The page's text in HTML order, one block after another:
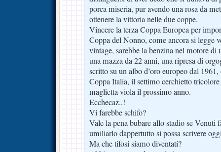
porca miseria, pur avendo una rosa da
ottenere la vittoria nelle due coppe.
Vincere la terza Coppa Europea per
Coppa del Nonno, come ancora si legge
vintage, sarebbe la benzina nel motore di
una mazza da 22 anni, una ripresa di
scritto su un albo d’oro europeo dal
Coppa Italia, il settimo cerchietto
maglietta viola il prossimo anno.
Ecchecaz..!
Vi farebbe schifo?
Vale la pena bubare allo stadio se Venuti
umiliarlo dappertutto si possa scrivere
Ma che tifosi siamo diventati?